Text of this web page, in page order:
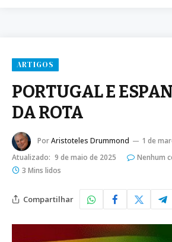
ARTIGOS
PORTUGAL E
DA ROTA
PorAristoteles Drummond
1 de
Atualizado: 9 de maio de 2025
Nenhum
3 Mins lidos
Compartilhar